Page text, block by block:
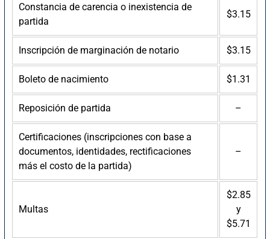
Constancia de carencia o inexistencia de
partida
$3.15
Inscripción de marginación de notario $3.15
Boleto de nacimiento $1.31
Reposición de partida –
Certificaciones (inscripciones con base a
documentos, identidades, rectificaciones
más el costo de la partida)
–
Multas
$2.85
y
$5.71